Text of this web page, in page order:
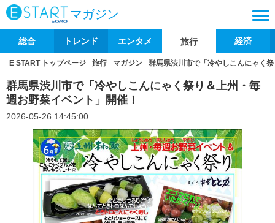
マガジン
総合 トレンド エンタメ 旅行 経済
E START トップページ 旅行 マガジン 群馬県渋川市で「冷やしこんにゃく
群馬県渋川市で「冷やしこんにゃく祭り＆上州・毎
週お野菜イベント」開催！
2026-05-26 14:45:00